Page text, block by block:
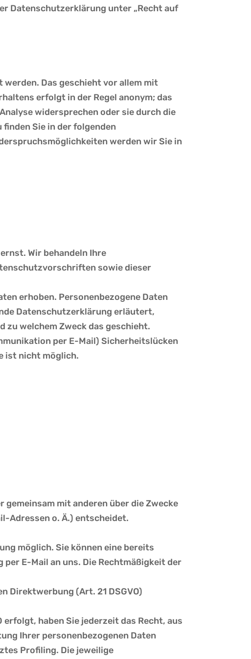
Datenschutzerklärung unter „Recht auf
Das geschieht vor allem mit
erfolgt in der Regel anonym; das
widersprechen oder sie durch die
Sie in der folgenden
werden wir Sie in
Wir behandeln Ihre
sowie dieser
erhoben. Personenbezogene Daten
Datenschutzerklärung erläutert,
zu welchem Zweck das geschieht.
per E-Mail) Sicherheitslücken
ist nicht möglich.
mit anderen über die Zwecke
Adressen o. Ä.) entscheidet.
möglich. Sie können eine bereits
E-Mail an uns. Die Rechtmäßigkeit der
Direktwerbung (Art. 21 DSGVO)
erfolgt, haben Sie jederzeit das Recht, aus
Ihrer personenbezogenen Daten
Profiling. Die jeweilige